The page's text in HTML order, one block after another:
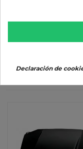
En Stock 24/48h
Color :
AÑADIR AL
Declaración de